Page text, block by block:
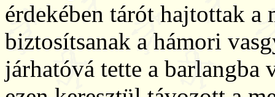
érdekében tárót hajtottak a
biztosítsanak a hámori
járhatóvá tette a barlangba